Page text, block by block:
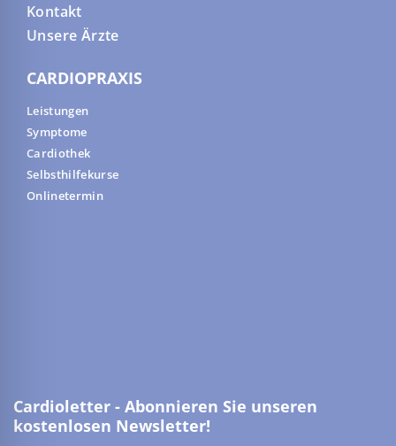
Kontakt
Unsere Ärzte
CARDIOPRAXIS
Leistungen
Symptome
Cardiothek
Selbsthilfekurse
Onlinetermin
Cardioletter - Abonnieren Sie unseren
kostenlosen Newsletter!